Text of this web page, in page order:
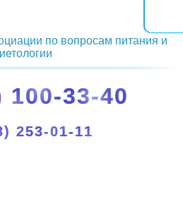
по вопросам питания и
100-33-40
253-01-11